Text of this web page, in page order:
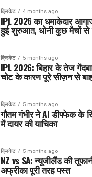
क्रिकेट 4 months ago
IPL 2026 का धमाकेदार
हुई शुरुआत, धोनी कुछ मैचों से
क्रिकेट 5 months ago
IPL 2026: बिहार के तेज
चोट के कारण पूरे सीज़न से
क्रिकेट 5 months ago
गौतम गंभीर ने AI डीपफेक के
में दायर की याचिका
क्रिकेट 5 months ago
NZ vs SA: न्यूजीलैंड की
अफ्रीका पूरी तरह पस्त